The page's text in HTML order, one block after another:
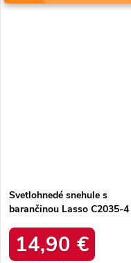
Svetlohnedé snehule s
barančinou Lasso C2035-4
14,90 €